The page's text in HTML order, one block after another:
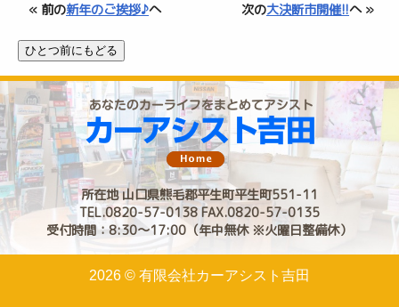
« 前の新年のご挨拶♪へ 次の大決断市開催!!へ »
所在地 山口県熊毛郡平生町平生町551-11
TEL.0820-57-0138 FAX.0820-57-0135
受付時間：8:30〜17:00（年中無休 ※火曜日整備休）
2026 © 有限会社カーアシスト吉田